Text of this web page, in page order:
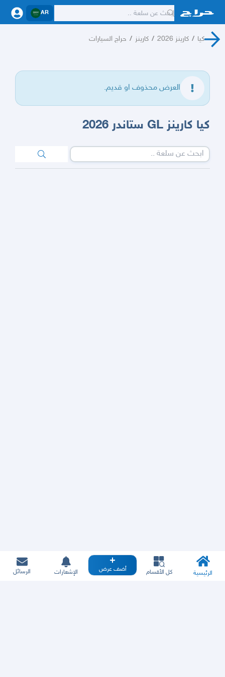
AR
كيا / كارينز 2026 / كارينز / حراج السيارات
العرض محذوف او قديم.
كيا كارينز GL ستاندر 2026
الرئيسية كل الأقسام أضف عرض الإشعارات الرسائل